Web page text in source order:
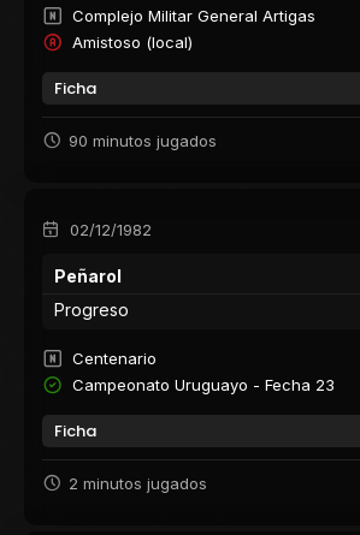
Complejo Militar General Artigas
Amistoso (local)
Ficha
90 minutos jugados
02/12/1982
Peñarol
Progreso
Centenario
Campeonato Uruguayo - Fecha 23
Ficha
2 minutos jugados